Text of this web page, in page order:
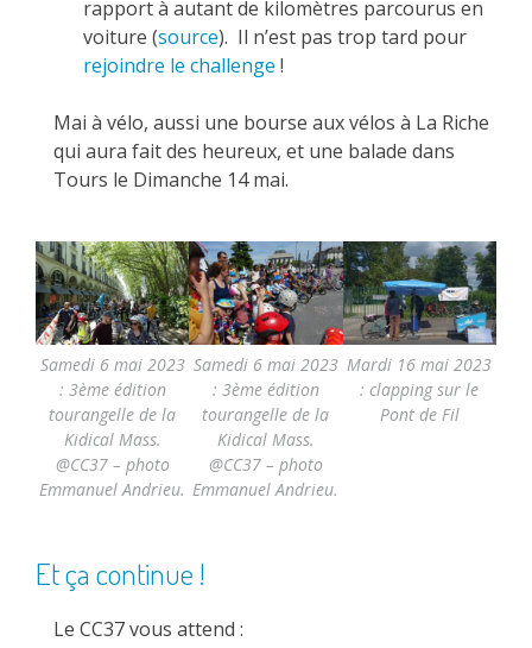
rapport à autant de kilomètres parcourus en
voiture (source). Il n’est pas trop tard pour
rejoindre le challenge !
Mai à vélo, aussi une bourse aux vélos à La Riche
qui aura fait des heureux, et une balade dans
Tours le Dimanche 14 mai.
Samedi 6 mai 2023
: 3ème édition
tourangelle de la
Kidical Mass.
@CC37 – photo
Emmanuel Andrieu.
Samedi 6 mai 2023
: 3ème édition
tourangelle de la
Kidical Mass.
@CC37 – photo
Emmanuel Andrieu.
Mardi 16 mai 2023
: clapping sur le
Pont de Fil
Et ça continue !
Le CC37 vous attend :